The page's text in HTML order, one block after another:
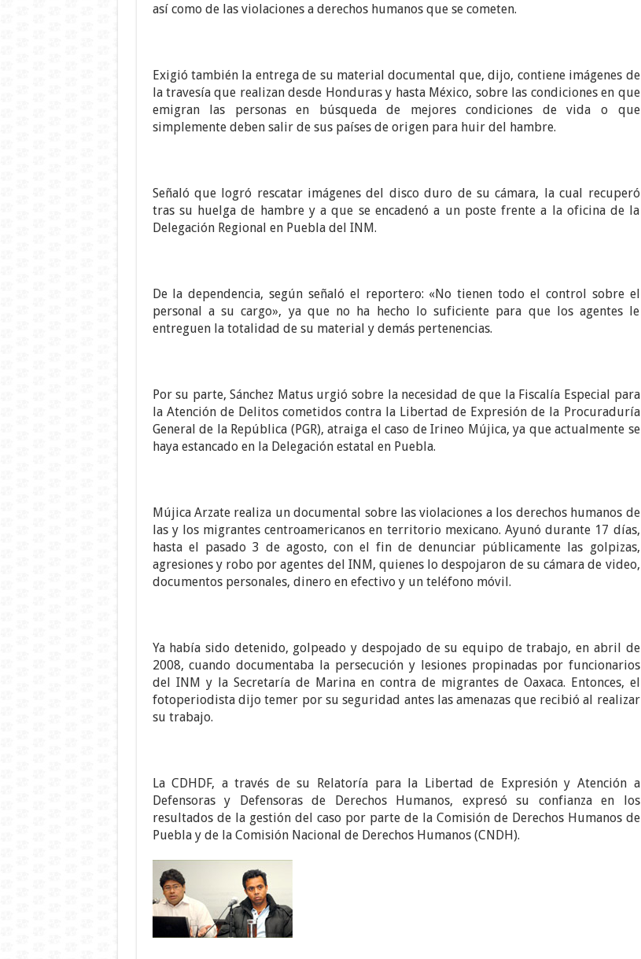
así como de las violaciones a derechos humanos que se cometen.
Exigió también la entrega de su material documental que, dijo, contiene imágenes de
la travesía que realizan desde Honduras y hasta México, sobre las condiciones en que
emigran las personas en búsqueda de mejores condiciones de vida o que
simplemente deben salir de sus países de origen para huir del hambre.
Señaló que logró rescatar imágenes del disco duro de su cámara, la cual recuperó
tras su huelga de hambre y a que se encadenó a un poste frente a la oficina de la
Delegación Regional en Puebla del INM.
De la dependencia, según señaló el reportero: «No tienen todo el control sobre el
personal a su cargo», ya que no ha hecho lo suficiente para que los agentes le
entreguen la totalidad de su material y demás pertenencias.
Por su parte, Sánchez Matus urgió sobre la necesidad de que la Fiscalía Especial para
la Atención de Delitos cometidos contra la Libertad de Expresión de la Procuraduría
General de la República (PGR), atraiga el caso de Irineo Mújica, ya que actualmente se
haya estancado en la Delegación estatal en Puebla.
Mújica Arzate realiza un documental sobre las violaciones a los derechos humanos de
las y los migrantes centroamericanos en territorio mexicano. Ayunó durante 17 días,
hasta el pasado 3 de agosto, con el fin de denunciar públicamente las golpizas,
agresiones y robo por agentes del INM, quienes lo despojaron de su cámara de video,
documentos personales, dinero en efectivo y un teléfono móvil.
Ya había sido detenido, golpeado y despojado de su equipo de trabajo, en abril de
2008, cuando documentaba la persecución y lesiones propinadas por funcionarios
del INM y la Secretaría de Marina en contra de migrantes de Oaxaca. Entonces, el
fotoperiodista dijo temer por su seguridad antes las amenazas que recibió al realizar
su trabajo.
La CDHDF, a través de su Relatoría para la Libertad de Expresión y Atención a
Defensoras y Defensoras de Derechos Humanos, expresó su confianza en los
resultados de la gestión del caso por parte de la Comisión de Derechos Humanos de
Puebla y de la Comisión Nacional de Derechos Humanos (CNDH).